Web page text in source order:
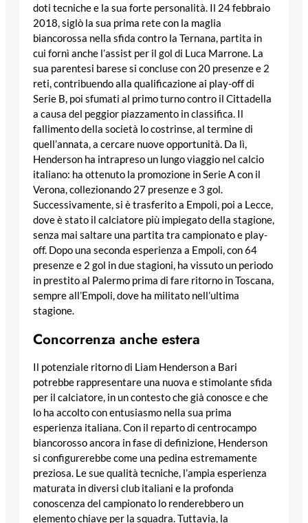
doti tecniche e la sua forte personalità. Il 24 febbraio
2018, siglò la sua prima rete con la maglia
biancorossa nella sfida contro la Ternana, partita in
cui fornì anche l’assist per il gol di Luca Marrone. La
sua parentesi barese si concluse con 20 presenze e 2
reti, contribuendo alla qualificazione ai play-off di
Serie B, poi sfumati al primo turno contro il Cittadella
a causa del peggior piazzamento in classifica. Il
fallimento della società lo costrinse, al termine di
quell’annata, a cercare nuove opportunità. Da lì,
Henderson ha intrapreso un lungo viaggio nel calcio
italiano: ha ottenuto la promozione in Serie A con il
Verona, collezionando 27 presenze e 3 gol.
Successivamente, si è trasferito a Empoli, poi a Lecce,
dove è stato il calciatore più impiegato della stagione,
senza mai saltare una partita tra campionato e play-
off. Dopo una seconda esperienza a Empoli, con 64
presenze e 2 gol in due stagioni, ha vissuto un periodo
in prestito al Palermo prima di fare ritorno in Toscana,
sempre all’Empoli, dove ha militato nell’ultima
stagione.
Concorrenza anche estera
Il potenziale ritorno di Liam Henderson a Bari
potrebbe rappresentare una nuova e stimolante sfida
per il calciatore, in un contesto che già conosce e che
lo ha accolto con entusiasmo nella sua prima
esperienza italiana. Con il reparto di centrocampo
biancorosso ancora in fase di definizione, Henderson
si configurerebbe come una pedina estremamente
preziosa. Le sue qualità tecniche, l’ampia esperienza
maturata in diversi club italiani e la profonda
conoscenza del campionato lo renderebbero un
elemento chiave per la squadra. Tuttavia, la